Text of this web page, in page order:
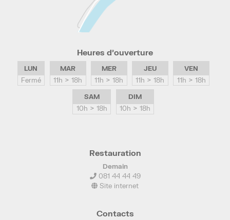
Heures d’ouverture
LUN
Fermé
MAR
11h > 18h
MER
11h > 18h
JEU
11h > 18h
VEN
11h > 18h
SAM
10h > 18h
DIM
10h > 18h
Restauration
Demain
081 44 44 49
Site internet
Contacts